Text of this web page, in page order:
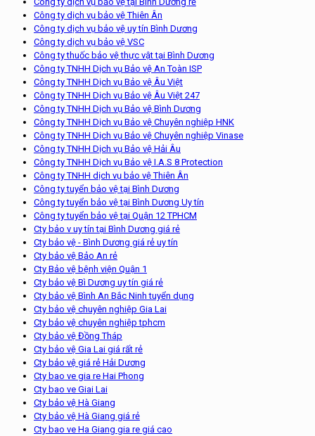
Công ty dịch vụ bảo vệ Thiên Ân
Công ty dịch vụ bảo vệ uy tín Bình Dương
Công ty dịch vụ bảo vệ VSC
Công ty thuốc bảo vệ thực vật tại Bình Dương
Công ty TNHH Dịch vụ Bảo vệ An Toàn ISP
Công ty TNHH Dịch vụ Bảo vệ Âu Việt
Công ty TNHH Dịch vụ Bảo vệ Âu Việt 247
Công ty TNHH Dịch vụ Bảo vệ Bình Dương
Công ty TNHH Dịch vụ Bảo vệ Chuyên nghiệp HNK
Công ty TNHH Dịch vụ Bảo vệ Chuyên nghiệp Vinase
Công ty TNHH Dịch vụ Bảo vệ Hải Âu
Công ty TNHH Dịch vụ Bảo vệ I.A.S 8 Protection
Công ty TNHH dịch vụ bảo vệ Thiên Ân
Công ty tuyển bảo vệ tại Bình Dương
Công ty tuyển bảo vệ tại Bình Dương Uy tín
Công ty tuyển bảo vệ tại Quận 12 TPHCM
Cty bảo v uy tín tại Bình Dương giá rẻ
Cty bảo vệ - Bình Dương giá rẻ uy tín
Cty bảo vệ Bảo An rẻ
Cty Bảo vệ bệnh viện Quận 1
Cty bảo vệ Bì Dương uy tín giá rẻ
Cty bảo vệ Bình An Bắc Ninh tuyển dụng
Cty bảo vệ chuyên nghiệp Gia Lai
Cty bảo vệ chuyên nghiệp tphcm
Cty bảo vệ Đồng Tháp
Cty bảo vệ Gia Lai giá rất rẻ
Cty bảo vệ giá rẻ Hải Dương
Cty bao ve gia re Hai Phong
Cty bao ve Giai Lai
Cty bảo vệ Hà Giang
Cty bảo vệ Hà Giang giá rẻ
Cty bao ve Ha Giang gia re giá cao